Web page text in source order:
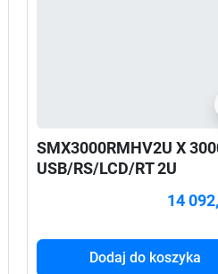
SMX3000RMHV2U X
USB/RS/LCD/RT 2U
14
Dodaj do koszyka